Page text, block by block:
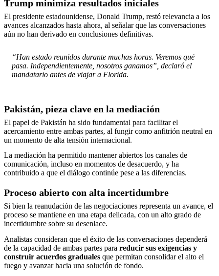
Trump minimiza resultados iniciales
El presidente estadounidense, Donald Trump, restó relevancia a los
avances alcanzados hasta ahora, al señalar que las conversaciones
aún no han derivado en conclusiones definitivas.
“Han estado reunidos durante muchas horas. Veremos qué
pasa. Independientemente, nosotros ganamos”, declaró el
mandatario antes de viajar a Florida.
Pakistán, pieza clave en la mediación
El papel de Pakistán ha sido fundamental para facilitar el
acercamiento entre ambas partes, al fungir como anfitrión neutral en
un momento de alta tensión internacional.
La mediación ha permitido mantener abiertos los canales de
comunicación, incluso en momentos de desacuerdo, y ha
contribuido a que el diálogo continúe pese a las diferencias.
Proceso abierto con alta incertidumbre
Si bien la reanudación de las negociaciones representa un avance, el
proceso se mantiene en una etapa delicada, con un alto grado de
incertidumbre sobre su desenlace.
Analistas consideran que el éxito de las conversaciones dependerá
de la capacidad de ambas partes para reducir sus exigencias y
construir acuerdos graduales que permitan consolidar el alto el
fuego y avanzar hacia una solución de fondo.